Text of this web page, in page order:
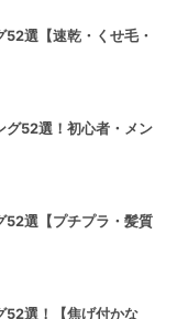
52選【速乾・くせ毛・
グ52選！初心者・メン
52選【プチプラ・髪質
52選！【焦げ付かな